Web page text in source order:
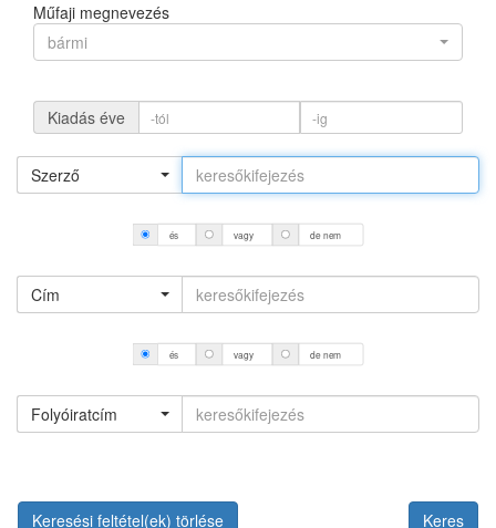
Műfaji megnevezés
bármi
Kiadás éve
Szerző
és vagy de nem
Cím
és vagy de nem
Folyóiratcím
Keresési feltétel(ek) törlése